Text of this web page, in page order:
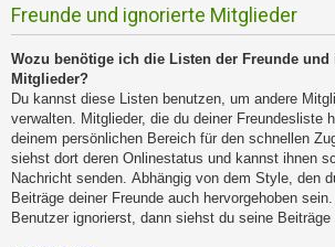
Freunde und ignorierte Mitglieder
Wozu benötige ich die Listen der Freunde
Mitglieder?
Du kannst diese Listen benutzen, um andere
verwalten. Mitglieder, die du deiner Freundesliste
deinem persönlichen Bereich für den schnellen
siehst dort deren Onlinestatus und kannst ihnen
Nachricht senden. Abhängig von dem Style, den
Beiträge deiner Freunde auch hervorgehoben
Benutzer ignorierst, dann siehst du seine Beiträge